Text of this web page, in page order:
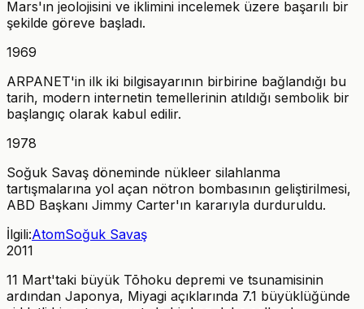
Mars'ın jeolojisini ve iklimini incelemek üzere başarılı bir
şekilde göreve başladı.
1969
ARPANET'in ilk iki bilgisayarının birbirine bağlandığı bu
tarih, modern internetin temellerinin atıldığı sembolik bir
başlangıç olarak kabul edilir.
1978
Soğuk Savaş döneminde nükleer silahlanma
tartışmalarına yol açan nötron bombasının geliştirilmesi,
ABD Başkanı Jimmy Carter'ın kararıyla durduruldu.
İlgili:AtomSoğuk Savaş
2011
11 Mart'taki büyük Tōhoku depremi ve tsunamisinin
ardından Japonya, Miyagi açıklarında 7.1 büyüklüğünde